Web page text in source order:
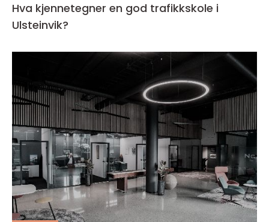
Hva kjennetegner en god trafikkskole i
Ulsteinvik?